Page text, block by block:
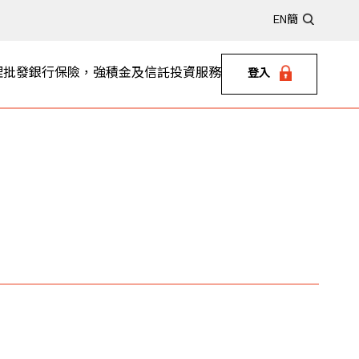
EN 簡
批發銀行保險，強積金及信託投資服務 登入